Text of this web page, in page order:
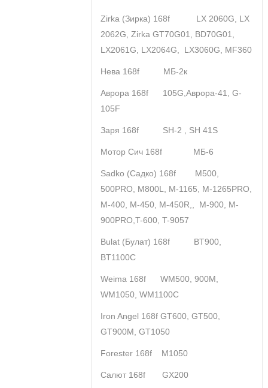
Zirka (Зирка) 168f LX 2060G, LX
2062G, Zirka GT70G01, BD70G01,
LX2061G, LX2064G, LX3060G, MF360
Нева 168f МБ-2к
Аврора 168f 105G,Аврора-41, G-
105F
Заря 168f SH-2 , SH 41S
Мотор Сич 168f МБ-6
Sadko (Садко) 168f M500,
500PRO, M800L, M-1165, M-1265PRO,
M-400, M-450, M-450R,, M-900, M-
900PRO,T-600, T-9057
Bulat (Булат) 168f BT900,
BT1100C
Weima 168f WM500, 900M,
WM1050, WM1100C
Iron Angel 168f GT600, GT500,
GT900M, GT1050
Forester 168f M1050
Салют 168f GX200